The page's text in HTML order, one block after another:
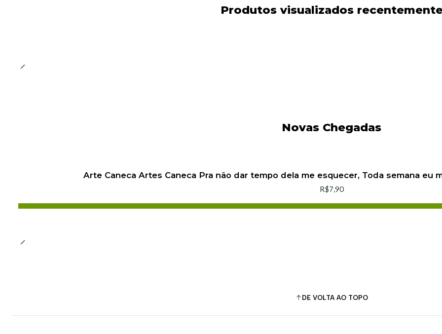
Produtos visualizados
Novas Chegadas
Arte Caneca Artes Caneca Pra não dar tempo dela me esquecer, Toda semana eu
R$7,90
DE VOLTA AO TOPO